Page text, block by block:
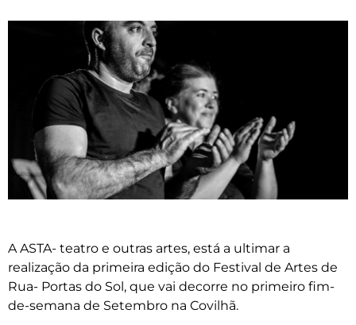
A ASTA- teatro e outras artes, está a ultimar a
realização da primeira edição do Festival de Artes de
Rua- Portas do Sol, que vai decorre no primeiro fim-
de-semana de Setembro na Covilhã.